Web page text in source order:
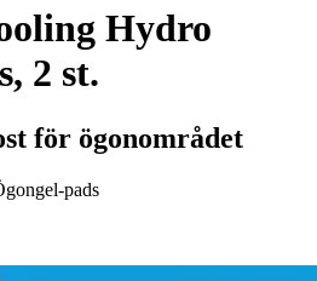
Hydro
2 st.
för ögonområdet
pads